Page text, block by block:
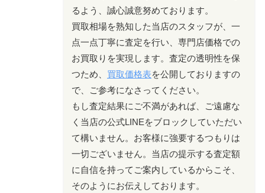
るよう、誠心誠意努めております。
買取相場を熟知した当店のスタッフが、一
点一点丁寧に査定を行い、専門店価格での
お買取りを実現します。査定の透明性を保
つため、 買取価格表を公開しておりますの
で、ご参考になさってください。
もし査定結果にご不満があれば、ご遠慮な
く当店の公式LINEをブロックしていただい
て構いません。お客様に強要するつもりは
一切ございません。当店の提示する査定額
に自信を持ってご案内しているからこそ、
そのようにお伝えしております。